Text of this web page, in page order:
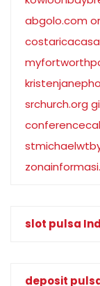
abgolo.com
srchurch.org
slot pulsa
deposit